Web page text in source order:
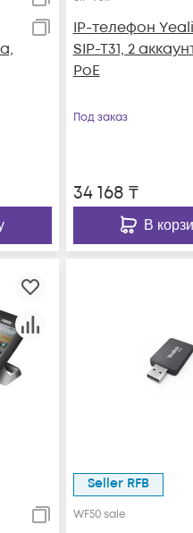
IP-телефон
SIP-T31, 2
PoE
Под заказ
34 168 ₸
В
Seller RFB
WF50 sale